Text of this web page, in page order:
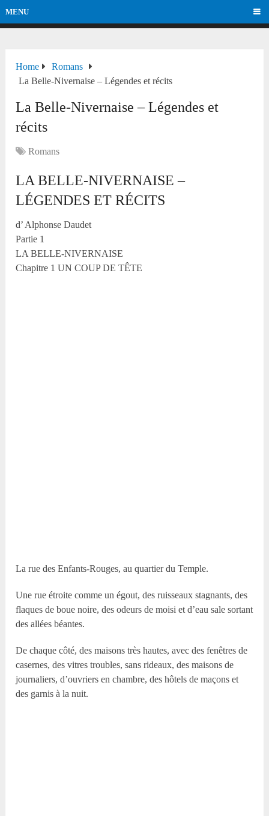
MENU
Home
Romans
La Belle-Nivernaise – Légendes et récits
La Belle-Nivernaise – Légendes et
récits
Romans
LA BELLE-NIVERNAISE –
LÉGENDES ET RÉCITS
d’ Alphonse Daudet
Partie 1
LA BELLE-NIVERNAISE
Chapitre 1 UN COUP DE TÊTE
La rue des Enfants-Rouges, au quartier du Temple.
Une rue étroite comme un égout, des ruisseaux stagnants, des
flaques de boue noire, des odeurs de moisi et d’eau sale sortant
des allées béantes.
De chaque côté, des maisons très hautes, avec des fenêtres de
casernes, des vitres troubles, sans rideaux, des maisons de
journaliers, d’ouvriers en chambre, des hôtels de maçons et
des garnis à la nuit.